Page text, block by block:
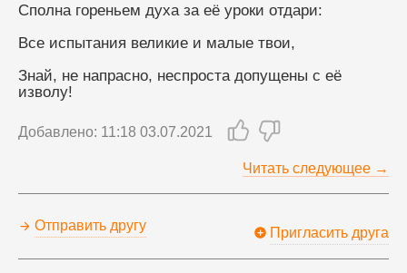
Сполна гореньем духа за её уроки отдари:
Все испытания великие и малые твои,
Знай, не напрасно, неспроста допущены с её
изволу!
Добавлено: 11:18 03.07.2021
Читать следующее →
Отправить другу Пригласить друга